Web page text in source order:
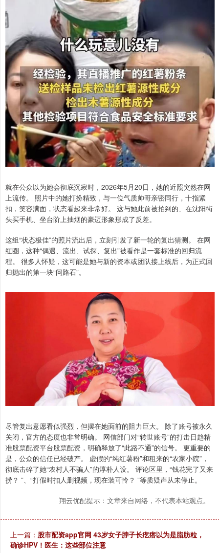
就在公众以为她会彻底沉寂时，2026年5月20日，她的近照突然在网
上流传。 照片中的她打扮精致，与一位气质帅哥亲密同行，十指紧
扣，笑容满面，状态看起来非常好。 这与她此前被拍到的、在沈阳街
头买手机、坐台阶上抽烟的豪迈形象形成了反差。
这组“状态极佳”的照片流出后，立刻引发了新一轮的复出猜测。 在网
红圈，这种“偶遇、流出、试探、复出”被看作是一套标准的回归流
程。 很多人怀疑，这可能是她与新的资本或团队接上线后，为正式回
归抛出的第一块“问路石”。
尽管复出意愿看似强烈，但摆在她面前的阻力巨大。 除了账号被永久
关闭，官方的态度也非常明确。 网信部门对“转世账号”的打击日趋精
准股票配资平台股票配资，明确释放了“此路不通”的信号。 更重要的
是，公众的信任已经破产。 虚假的“纯红薯粉”和租来的“农家小院”，
彻底击碎了她“农村人不骗人”的淳朴人设。 评论区里，“钱花完了又来
捞？ ”、“打假时扣人删视频，现在装可怜？ ”等质疑声从未停止。
翔云优配提示：文章来自网络，不代表本站观点。
上一篇： 股市配资app官网 43岁女子脖子长疙瘩以为是脂肪粒，
确诊HPV！医生：这些部位注意